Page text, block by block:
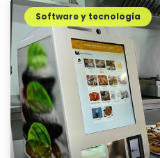
Software y tecnología